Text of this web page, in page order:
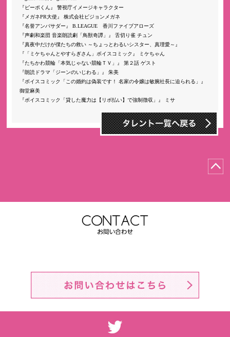
ピーポくん
警視庁イメージキャラクター
メガネPR大使
株式会社ビジョンメガネ
名誉アンバサダー
B.LEAGUE 香川ファイブアローズ
声劇和楽団 音楽朗読劇「鳥獣奇譚」
舌切り雀 チュン
真夜中だけが僕たちの救い ～ちょっとわるいシスター、真理愛～
「ミケちゃんとやすらぎさん」ボイスコミック
ミケちゃん
たちかわ競輪「本気じゃない競輪ＴＶ」
第２話 ゲスト
朗読ドラマ「ジーンのいじわる」
朱美
ボイスコミック「この婚約は偽装です！ 名家の令嬢は敏腕社長に迫られる」
御堂麻美
ボイスコミック「貸した魔力は【リボ払い】で強制徴収」
ミサ